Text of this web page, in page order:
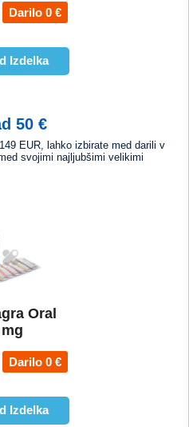
Darilo 0 €
Izdelka
50 €
EUR, lahko izbirate med darili v
svojimi najljubšimi velikimi
Oral
Darilo 0 €
Izdelka